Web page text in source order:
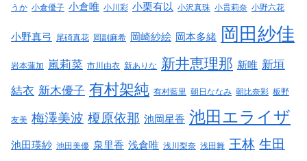
うか 小倉優子 小倉唯 小川彩 小栗有以 小沢真珠 小貫莉奈 小野六花
小野真弓 尾碕真花 岡副麻希 岡崎紗絵 岡本多緒 岡田紗佳
岩本蓮加 嵐莉菜 市川由衣 新ありな 新井恵理那 新唯 新垣
結衣 新木優子 有村架純 有村藍里 朝日ななみ 朝比奈彩 板野
友美 梅澤美波 榎原依那 池岡星香 池田エライザ
池田瑛紗 池田美優 泉里香 浅倉唯 浅川梨奈 浅田舞 王林 生田